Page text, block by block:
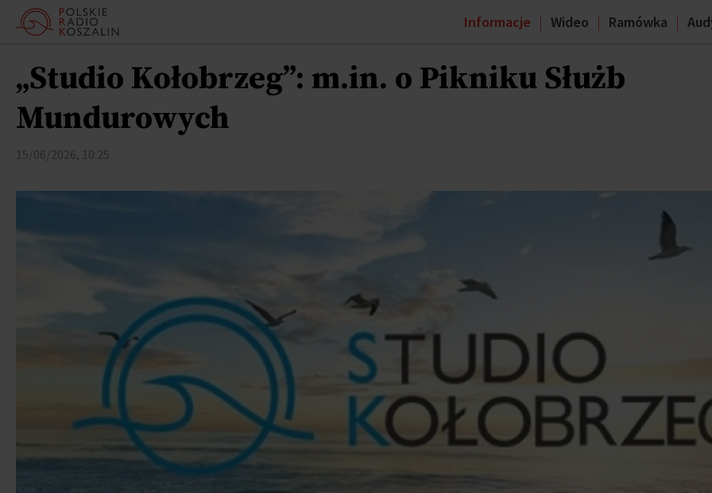
Informacje Wideo Ramówka
„Studio Kołobrzeg”: m.in. o Pikniku Służb
Mundurowych
15/06/2026, 10:25